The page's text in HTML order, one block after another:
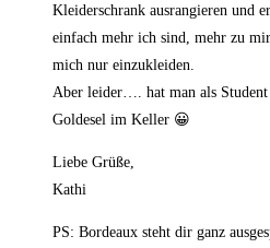
Kleiderschrank ausrangieren und
einfach mehr ich sind, mehr zu
mich nur einzukleiden.
Aber leider…. hat man als
Goldesel im Keller 😀
Liebe Grüße,
Kathi
PS: Bordeaux steht dir ganz